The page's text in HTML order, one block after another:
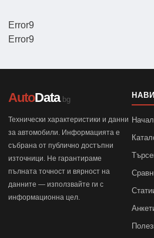
Error9
Error9
AutoData.bg
Технически характеристики и данни
за автомобили. Информацията е
събрана от публично достъпни
източници. Не гарантираме
пълната точност и вярност на
данните — използвайте ги с
информационна цел.